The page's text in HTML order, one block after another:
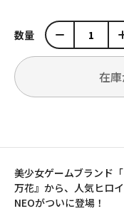
数量
在
美少女ゲームブランド
万花』から、人気ヒロ
NEOがついに登場！